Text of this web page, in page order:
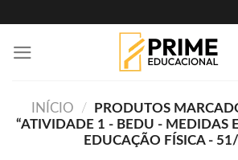
content
INÍCIO /
PRODUTOS
“ATIVIDADE 1 - BEDU - MEDIDAS
EDUCAÇÃO FÍSICA -